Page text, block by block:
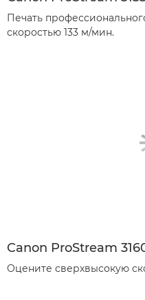
Печать
скоростью 133 м/мин.
Canon ProStream
Оцените сверхвысокую